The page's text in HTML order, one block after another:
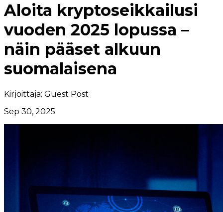
Aloita kryptoseikkailusi
vuoden 2025 lopussa –
näin pääset alkuun
suomalaisena
Kirjoittaja: Guest Post
Sep 30, 2025